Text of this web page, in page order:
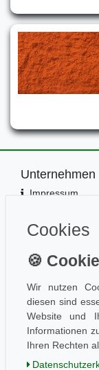
Unternehmen
Impressum
Datenschutz
Wissen
Folge uns
Einkaufen
Cookies
Wir nutzen
diesen sind
Website und
Informationen
Ihren Rechten